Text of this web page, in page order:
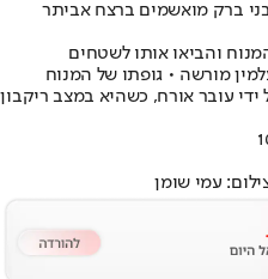
ברק מואשמים ברצח אביתר
והביאו אותו לשטחים
מורשה • גופתו של המנוח
עובר אורח, כשהיא במצב ריקבון
עמי שומן